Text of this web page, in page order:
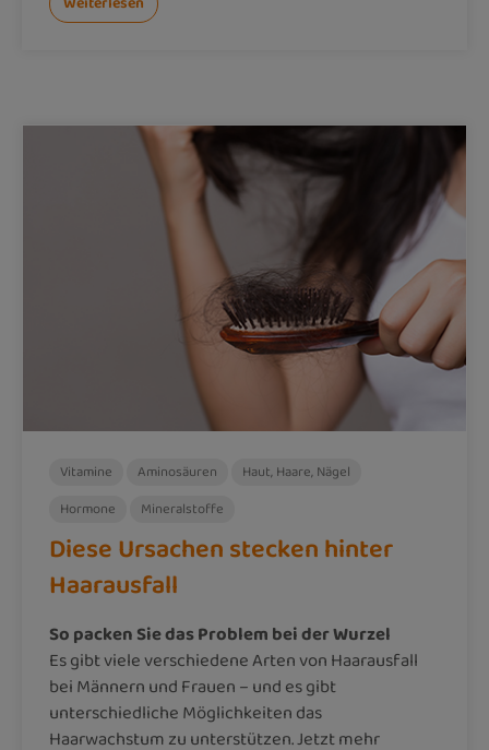
Vitamine Aminosäuren
Haut, Haare, Nägel
Hormone
Mineralstoffe
Diese Ursachen stecken hinter
Haarausfall
So packen Sie das Problem bei der Wurzel
Es gibt viele verschiedene Arten von Haarausfall
bei Männern und Frauen – und es gibt
unterschiedliche Möglichkeiten das
Haarwachstum zu unterstützen. Jetzt mehr